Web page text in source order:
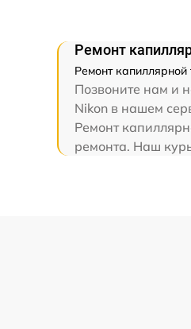
Ремонт
Ремонт
Позвоните нам и
Nikon в нашем
Ремонт
ремонта. Наш